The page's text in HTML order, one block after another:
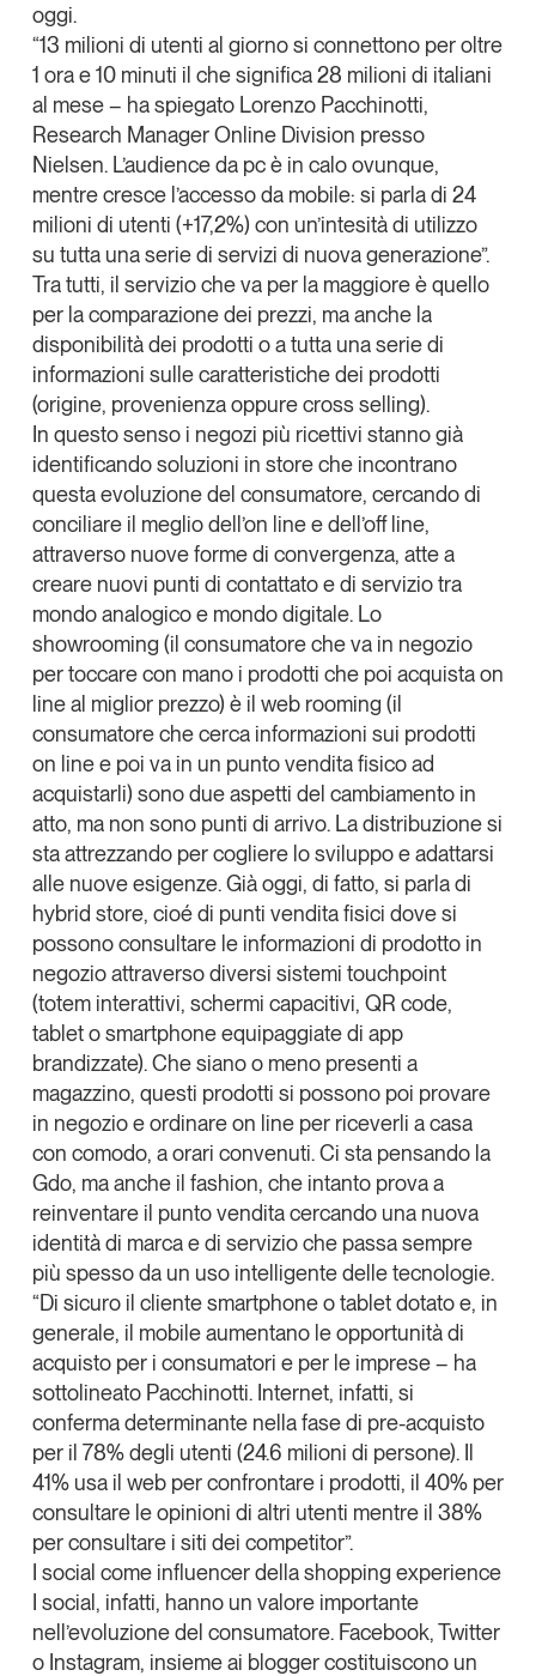
oggi.
“13 milioni di utenti al giorno si connettonoper oltre
1 ora e 10 minuti il che significa 28 milioni di italiani
al mese – ha spiegato Lorenzo Pacchinotti,
Research Manager Online Division presso
Nielsen. L’audience da pc è in calo ovunque,
mentre cresce l’accesso da mobile: si parla di 24
milioni di utenti (+17,2%) con un’intesità di utilizzo
su tutta una serie di servizi di nuova generazione”.
Tra tutti, il servizio che va per la maggiore è quello
per lacomparazione dei prezzi, ma anche la
disponibilità dei prodotti o a tutta una serie di
informazioni sullecaratteristiche dei prodotti
(origine, provenienza oppure cross selling).
In questo senso i negozi più ricettivi stanno già
identificando soluzioni in store che incontrano
questa evoluzione del consumatore, cercando di
conciliare il meglio dell’on line e dell’off line,
attraverso nuove forme di convergenza, atte a
creare nuovi punti di contattato e di servizio tra
mondo analogico e mondo digitale. Lo
showrooming (il consumatore che va in negozio
per toccare con mano i prodotti che poi acquista on
line al miglior prezzo) è il web rooming (il
consumatore che cerca informazioni sui prodotti
on line e poi va in un punto vendita fisico ad
acquistarli) sono due aspetti del cambiamento in
atto, ma non sono punti di arrivo. La distribuzione si
sta attrezzando per cogliere lo sviluppo e adattarsi
alle nuove esigenze. Già oggi, di fatto, si parla di
hybrid store, cioé di punti vendita fisici dove si
possono consultare le informazioni di prodotto in
negozio attraverso diversi sistemi touchpoint
(totem interattivi, schermi capacitivi, QR code,
tablet o smartphone equipaggiate di app
brandizzate). Che siano o meno presenti a
magazzino, questi prodotti si possono poi provare
in negozio e ordinare on line per riceverli a casa
con comodo, a orari convenuti. Ci sta pensando la
Gdo, ma anche il fashion, che intanto prova a
reinventare il punto vendita cercando una nuova
identità di marca e di servizio che passa sempre
più spesso da un uso intelligente delle tecnologie.
“Di sicuro il cliente smartphone o tablet dotato e, in
generale, il mobileaumentano le opportunità di
acquistoper i consumatori e per le imprese – ha
sottolineato Pacchinotti. Internet, infatti, si
conferma determinante nella fase di pre-acquisto
per il 78% degli utenti (24.6 milioni di persone). Il
41%usa il web per confrontare i prodotti, il 40%per
consultare le opinioni di altri utenti mentre il 38%
per consultare i siti dei competitor”.
I social come influencer della shopping experience
I social, infatti, hanno un valore importante
nell’evoluzione del consumatore. Facebook, Twitter
o Instagram, insieme ai blogger costituiscono un